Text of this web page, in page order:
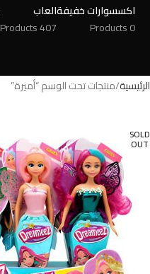
اكسسوارات خفيفة
0 Products
العاب
407 Products
الرئيسية منتجات تحت الوسم “أميرة”
SOLD
OUT